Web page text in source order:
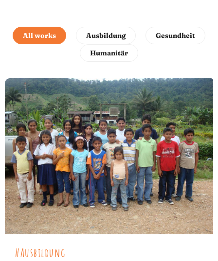
All works Ausbildung
Gesundheit
Humanitär
#Ausbildung